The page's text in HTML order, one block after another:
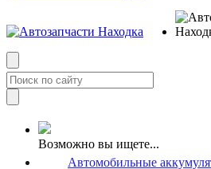
Возможно вы ищете...
Автомобильные